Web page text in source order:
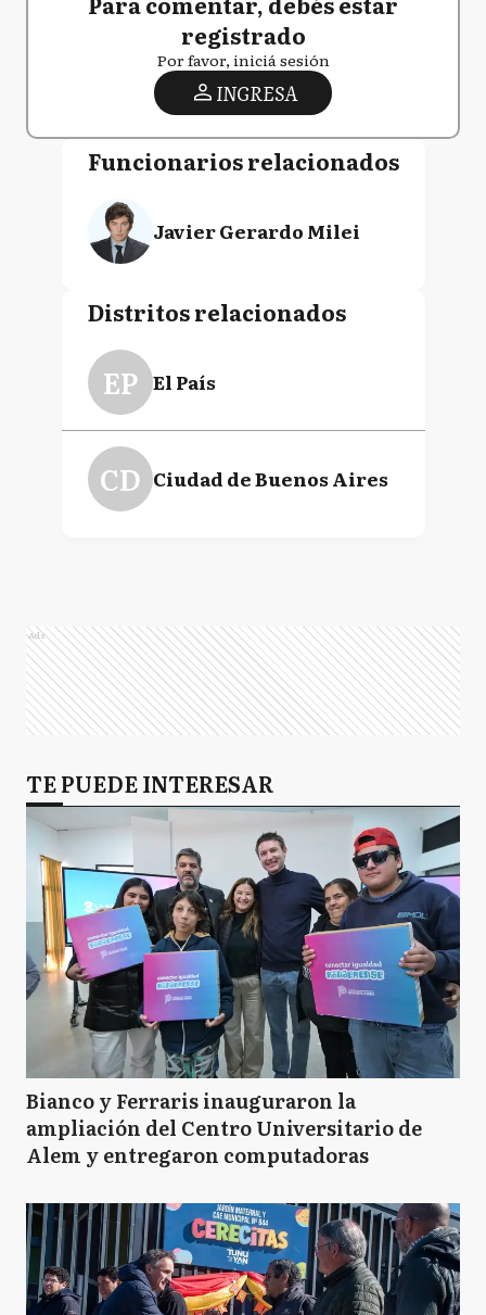
registrado
Por favor, iniciá sesión
INGRESA
Funcionarios relacionados
Javier Gerardo Milei
Distritos relacionados
EP El País
CD Ciudad de Buenos Aires
Ads
TE PUEDE INTERESAR
Bianco y Ferraris inauguraron la
ampliación del Centro Universitario de
Alem y entregaron computadoras